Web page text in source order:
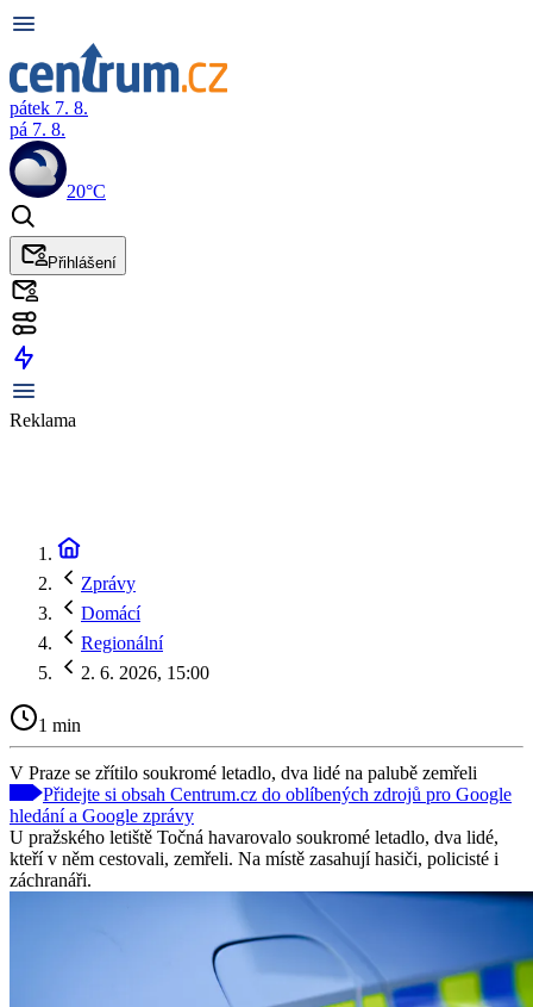
pátek 7. 8.
pá 7. 8.
20°C
Přihlášení
Reklama
Zprávy
Domácí
Regionální
2. 6. 2026, 15:00
1 min
V Praze se zřítilo soukromé letadlo, dva lidé na palubě zemřeli
Přidejte si obsah Centrum.cz do oblíbených zdrojů pro Google
hledání a Google zprávy
U pražského letiště Točná havarovalo soukromé letadlo, dva lidé,
kteří v něm cestovali, zemřeli. Na místě zasahují hasiči, policisté i
záchranáři.